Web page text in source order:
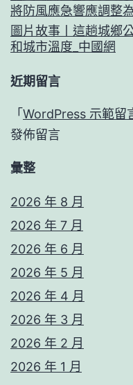
將防風應急響應調整
圖片故事丨這趟城鄉
和城市溫度_中國網
近期留言
「WordPress 示範留
發佈留言
彙整
2026 年 8 月
2026 年 7 月
2026 年 6 月
2026 年 5 月
2026 年 4 月
2026 年 3 月
2026 年 2 月
2026 年 1 月